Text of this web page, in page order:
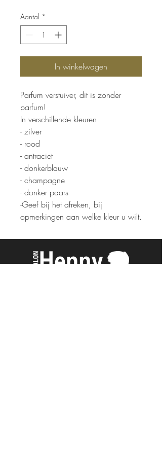
Aantal *
In winkelwagen
Parfum verstuiver, dit is zonder
parfum!
In verschillende kleuren
- zilver
- rood
- antraciet
- donkerblauw
- champagne
- donker paars
-Geef bij het afreken, bij
opmerkingen aan welke kleur u wilt.